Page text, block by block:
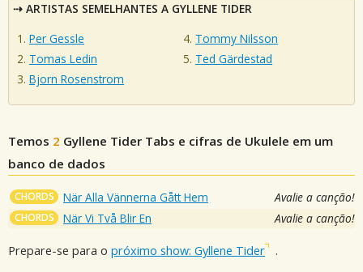
ARTISTAS SEMELHANTES A GYLLENE TIDER
Per Gessle
Tomas Ledin
Bjorn Rosenstrom
Tommy Nilsson
Ted Gärdestad
Temos 2 Gyllene Tider Tabs e cifras de Ukulele em um
banco de dados
CHORDS När Alla Vännerna Gått Hem Avalie a canção!
CHORDS När Vi Två Blir En Avalie a canção!
Prepare-se para o próximo show: Gyllene Tider .